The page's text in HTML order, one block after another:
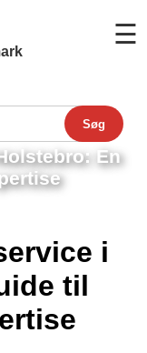
☰
Søg
En
i
til